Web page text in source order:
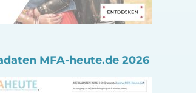
MFA-heute.de 2026